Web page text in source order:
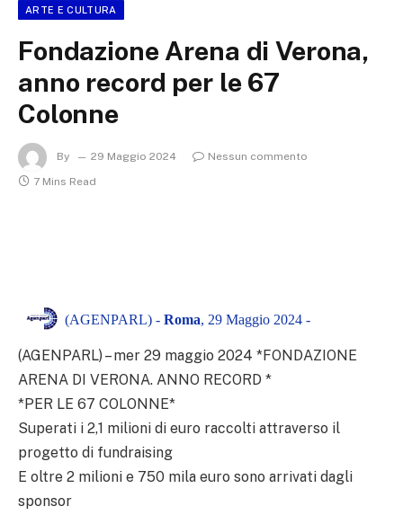
ARTE E CULTURA
Fondazione Arena di Verona,
anno record per le 67
Colonne
By 29 Maggio 2024
Nessun commento
7 Mins Read
(AGENPARL) - Roma, 29 Maggio 2024 -
(AGENPARL) – mer 29 maggio 2024 *FONDAZIONE
ARENA DI VERONA. ANNO RECORD *
*PER LE 67 COLONNE*
Superati i 2,1 milioni di euro raccolti attraverso il
progetto di fundraising
E oltre 2 milioni e 750 mila euro sono arrivati dagli
sponsor